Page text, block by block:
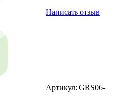
Написать отзыв
Артикул: GRS06-